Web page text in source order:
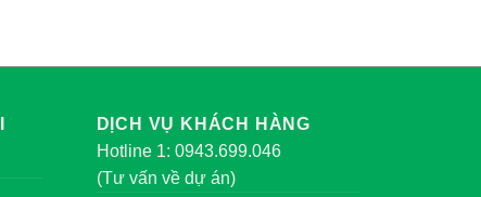
DỊCH VỤ KHÁCH HÀNG
Hotline 1: 0943.699.046
(Tư vấn về dự án)